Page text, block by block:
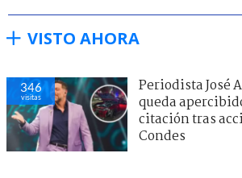
VISTO AHORA
346
visitas
Periodista José
queda
citación tras
Condes